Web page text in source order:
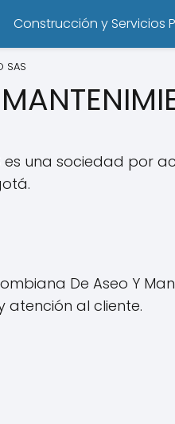
Construcción y Servicios
SAS
es una sociedad por
De Aseo Y
atención al cliente.